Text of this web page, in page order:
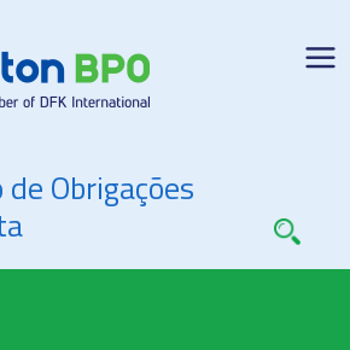
Obrigações